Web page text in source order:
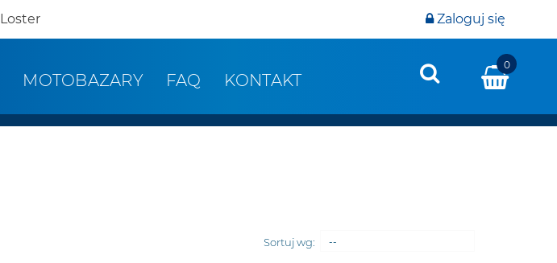
Loster Zaloguj się
0
MOTOBAZARY FAQ KONTAKT
Sortuj wg: --